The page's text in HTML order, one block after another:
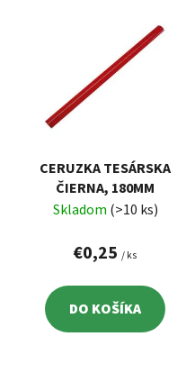
CERUZKA TESÁRSKA
ČIERNA, 180MM
Skladom (>10 ks)
€0,25 / ks
DO KOŠÍKA